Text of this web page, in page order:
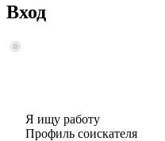
Вход
Я ищу работу
Профиль соискателя